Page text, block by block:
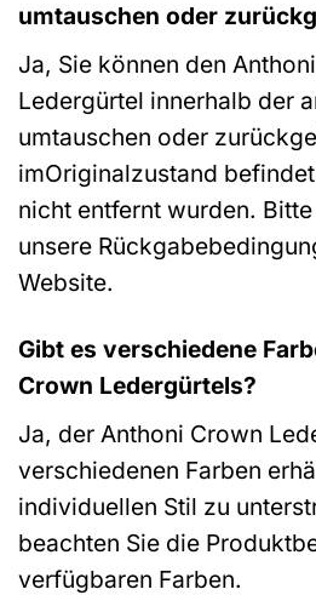
umtauschen oder
Ja, Sie können den
Ledergürtel innerhalb der
umtauschen oder
imOriginalzustand
nicht entfernt wurden.
unsere
Website.
Gibt es verschiedene
Crown Ledergürtels?
Ja, der Anthoni Crown
verschiedenen Farben
individuellen Stil zu
beachten Sie die
verfügbaren Farben.